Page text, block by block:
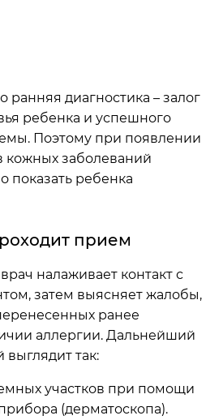
ранняя диагностика – залог
ребенка и успешного
Поэтому при появлении
заболеваний
показать ребенка
прием
налаживает контакт с
затем выясняет жалобы,
ранее
аллергии. Дальнейший
выглядит так:
участков при помощи
(дерматоскопа).